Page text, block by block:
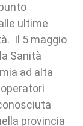
ultime
Il 5 maggio
Sanità
ad alta
provincia